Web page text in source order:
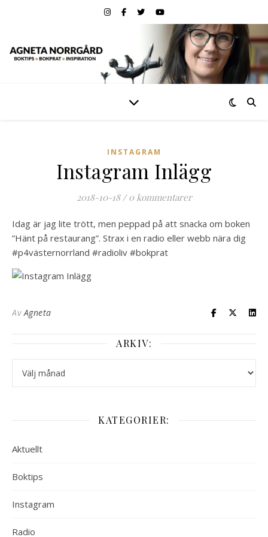
INSTAGRAM
Instagram Inlägg
2018-10-18 / 0 kommentarer
Idag är jag lite trött, men peppad på att snacka om boken
”Hänt på restaurang”. Strax i en radio eller webb nära dig
#p4västernorrland #radioliv #bokprat
AvAgneta
ARKIV:
KATEGORIER:
Aktuellt
Boktips
Instagram
Radio